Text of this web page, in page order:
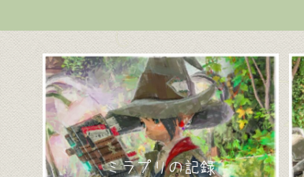
ミラプリの記録